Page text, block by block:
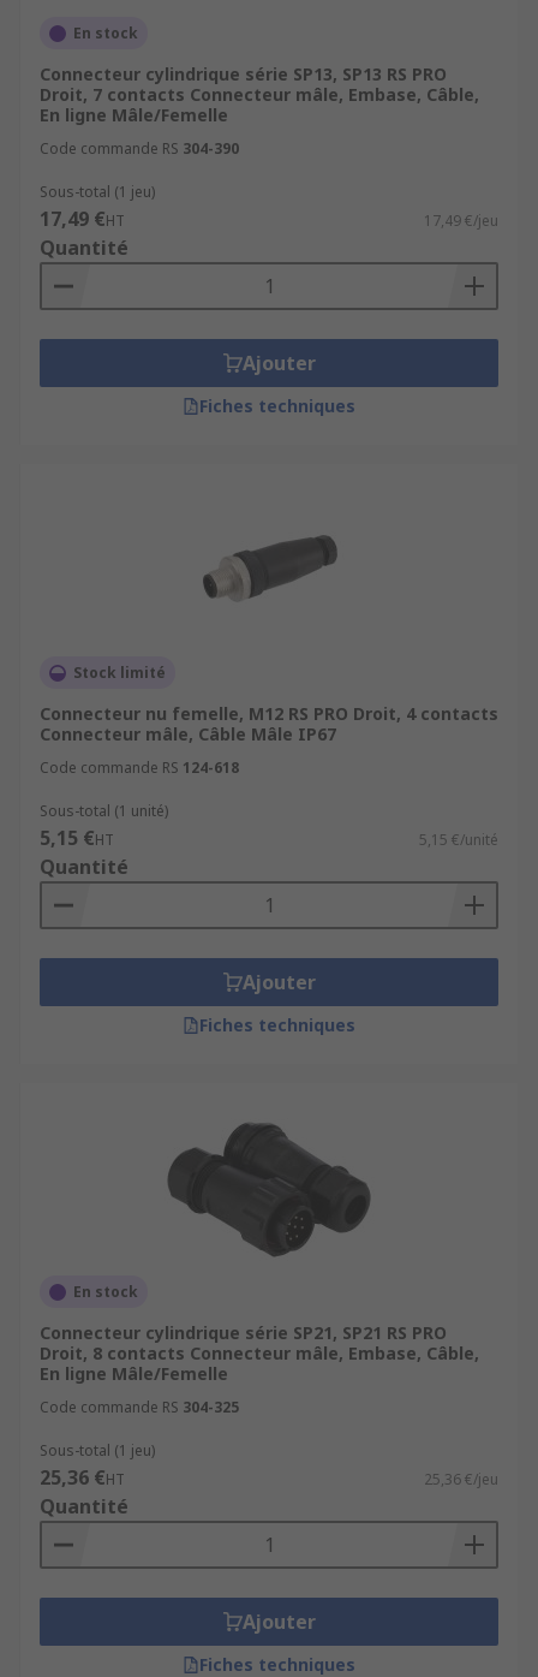
En stock
Connecteur cylindrique série SP13, SP13 RS PRO
Droit, 7 contacts Connecteur mâle, Embase, Câble,
En ligne Mâle/Femelle
Code commande RS 304-390
Sous-total (1 jeu)
17,49 €HT 17,49 €/jeu
Quantité
Ajouter
Fiches techniques
Stock limité
Connecteur nu femelle, M12 RS PRO Droit, 4 contacts
Connecteur mâle, Câble Mâle IP67
Code commande RS 124-618
Sous-total (1 unité)
5,15 €HT 5,15 €/unité
Quantité
Ajouter
Fiches techniques
En stock
Connecteur cylindrique série SP21, SP21 RS PRO
Droit, 8 contacts Connecteur mâle, Embase, Câble,
En ligne Mâle/Femelle
Code commande RS 304-325
Sous-total (1 jeu)
25,36 €HT 25,36 €/jeu
Quantité
Ajouter
Fiches techniques